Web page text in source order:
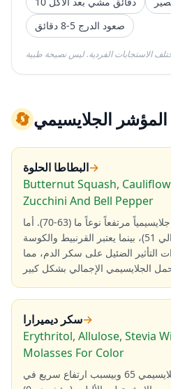
صعود الدرج 5-8 دقائق
🔄الجلايسيمي
البطاطا الحلوة→
Butternut Squash,
Zucchini And Bell Pepper
تمتلك البطاطا الحلوة مؤشراً جلايسيمياً مرتفعاً نوعاً ما (63-70). أما
قرع العسل فمؤشره أقل (حوالي 51)، بينما يعتبر القرنبيط والكوسة
التأثير الضئيل على سكر الدم، مما
سكر ديميرارا→
Erythritol, Allulose, Stevia
Molasses For Color
سكر ديميرارا مؤشره الجلايسيمي 65 وبيسبب ارتفاع سريع في